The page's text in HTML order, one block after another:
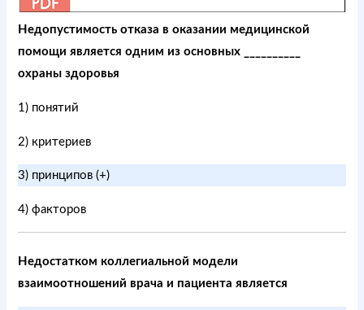
Недопустимость отказа в оказании медицинской
помощи является одним из основных __________
охраны здоровья
1) понятий
2) критериев
3) принципов (+)
4) факторов
Недостатком коллегиальной модели
взаимоотношений врача и пациента является